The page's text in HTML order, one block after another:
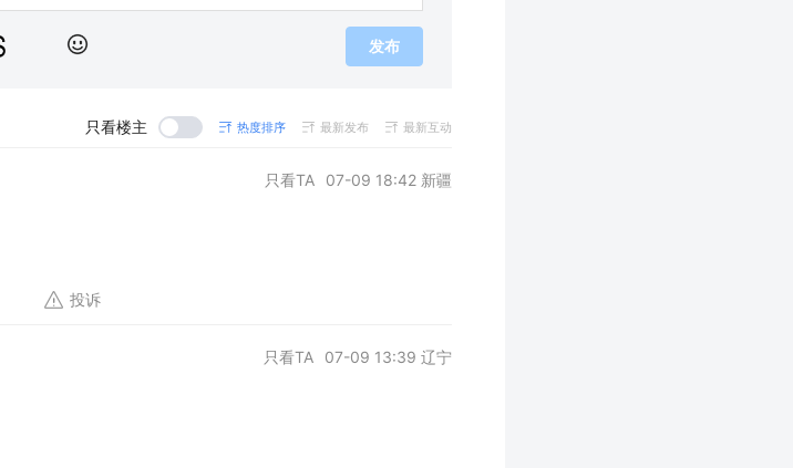
发布
只看楼主 热度排序 最新发布 最新互动
只看TA 07-09 18:42 新疆
投诉
只看TA 07-09 13:39 辽宁